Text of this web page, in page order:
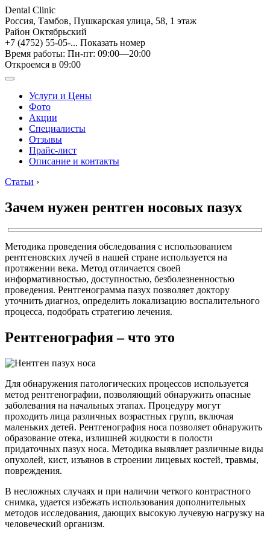
Dental Clinic
Россия, Тамбов, Пушкарская улица, 58, 1 этаж
Район Октябрьский
+7 (4752) 55-05-... Показать номер
Время работы: Пн-пт: 09:00—20:00
Откроемся в 09:00
Услуги и Цены
Фото
Акции
Специалисты
Отзывы
Прайс-лист
Описание и контакты
Статьи ›
Зачем нужен рентген носовых пазух
Методика проведения обследования с использованием
рентгеновских лучей в нашей стране используется на
протяжении века. Метод отличается своей
информативностью, доступностью, безболезненностью
проведения. Рентгенограмма пазух позволяет доктору
уточнить диагноз, определить локализацию воспалительного
процесса, подобрать стратегию лечения.
Рентгенография – что это
Для обнаружения патологических процессов используется
метод рентгенографии, позволяющий обнаружить опасные
заболевания на начальных этапах. Процедуру могут
проходить лица различных возрастных групп, включая
маленьких детей. Рентгенография носа позволяет обнаружить
образование отека, излишней жидкости в полости
придаточных пазух носа. Методика выявляет различные виды
опухолей, кист, изъянов в строении лицевых костей, травмы,
повреждения.
В несложных случаях и при наличии четкого контрастного
снимка, удается избежать использования дополнительных
методов исследования, дающих высокую лучевую нагрузку на
человеческий организм.